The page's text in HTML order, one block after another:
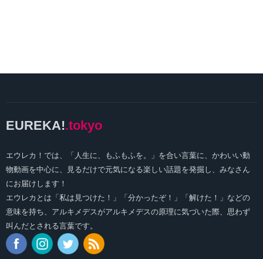
EUREKA!.tokyo
エウレカ！では、「人生に、もふもふを。」を合い言葉に、かわいい動
物動画を中心に、見るだけで元気になる楽しい話題を発掘し、みなさん
にお届けします！
エウレカとは「私は見つけた！」「分かったぞ！」「解けた！」などの
意味を持ち、アルキメデスがアルキメデスの原理に気づいた際、思わず
叫んだとされる言葉です。